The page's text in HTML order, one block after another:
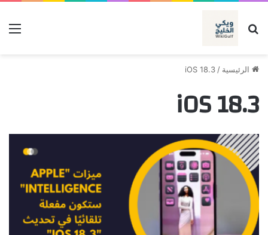
بحث عن
الرئيسية /
iOS 18.3
iOS 18.3